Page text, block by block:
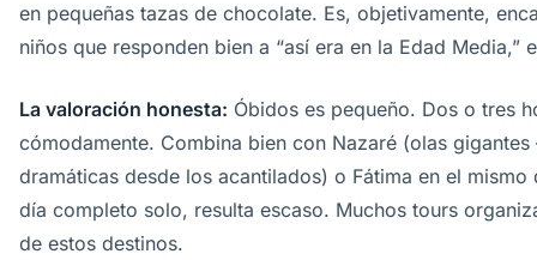
en pequeñas tazas de chocolate. Es, objetivamente,
niños que responden bien a “así era en la Edad Media,”
La valoración honesta: Óbidos es pequeño. Dos o tres
cómodamente. Combina bien con Nazaré (olas
dramáticas desde los acantilados) o Fátima en el
día completo solo, resulta escaso. Muchos tours
de estos destinos.